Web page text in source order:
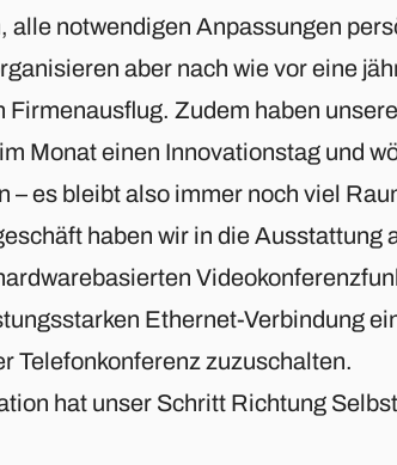
alle notwendigen Anpassungen
aber nach wie vor eine
Firmenausflug. Zudem haben
Monat einen Innovationstag und
– es bleibt also immer noch viel
haben wir in die Ausstattung
Ethernet-Verbindung
Telefonkonferenz zuzuschalten.
hat unser Schritt Richtung